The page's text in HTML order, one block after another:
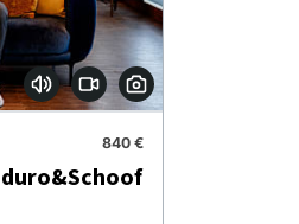
840 €